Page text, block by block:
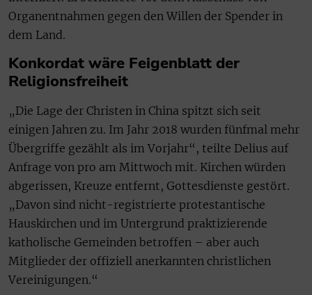
Organentnahmen gegen den Willen der Spender in
dem Land.
Konkordat wäre Feigenblatt der
Religionsfreiheit
„Die Lage der Christen in China spitzt sich seit
einigen Jahren zu. Im Jahr 2018 wurden fünfmal mehr
Übergriffe gezählt als im Vorjahr“, teilte Delius auf
Anfrage von pro am Mittwoch mit. Kirchen würden
abgerissen, Kreuze entfernt, Gottesdienste gestört.
„Davon sind nicht-registrierte protestantische
Hauskirchen und im Untergrund praktizierende
katholische Gemeinden betroffen – aber auch
Mitglieder der offiziell anerkannten christlichen
Vereinigungen.“